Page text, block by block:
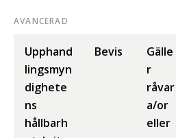
AVANCERAD
Upphand
lingsmyn
dighete
ns
hållbarh
Bevis
Gälle
r
råvar
a/or
eller